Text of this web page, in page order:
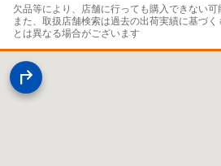
欠品等により、店舗に行っても購入できない可
また、取扱店舗検索は過去の出荷実績に基づ
とは異なる場合がございます